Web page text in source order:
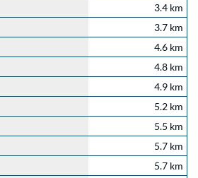
3.4 km
3.7 km
4.6 km
4.8 km
4.9 km
5.2 km
5.5 km
5.7 km
5.7 km